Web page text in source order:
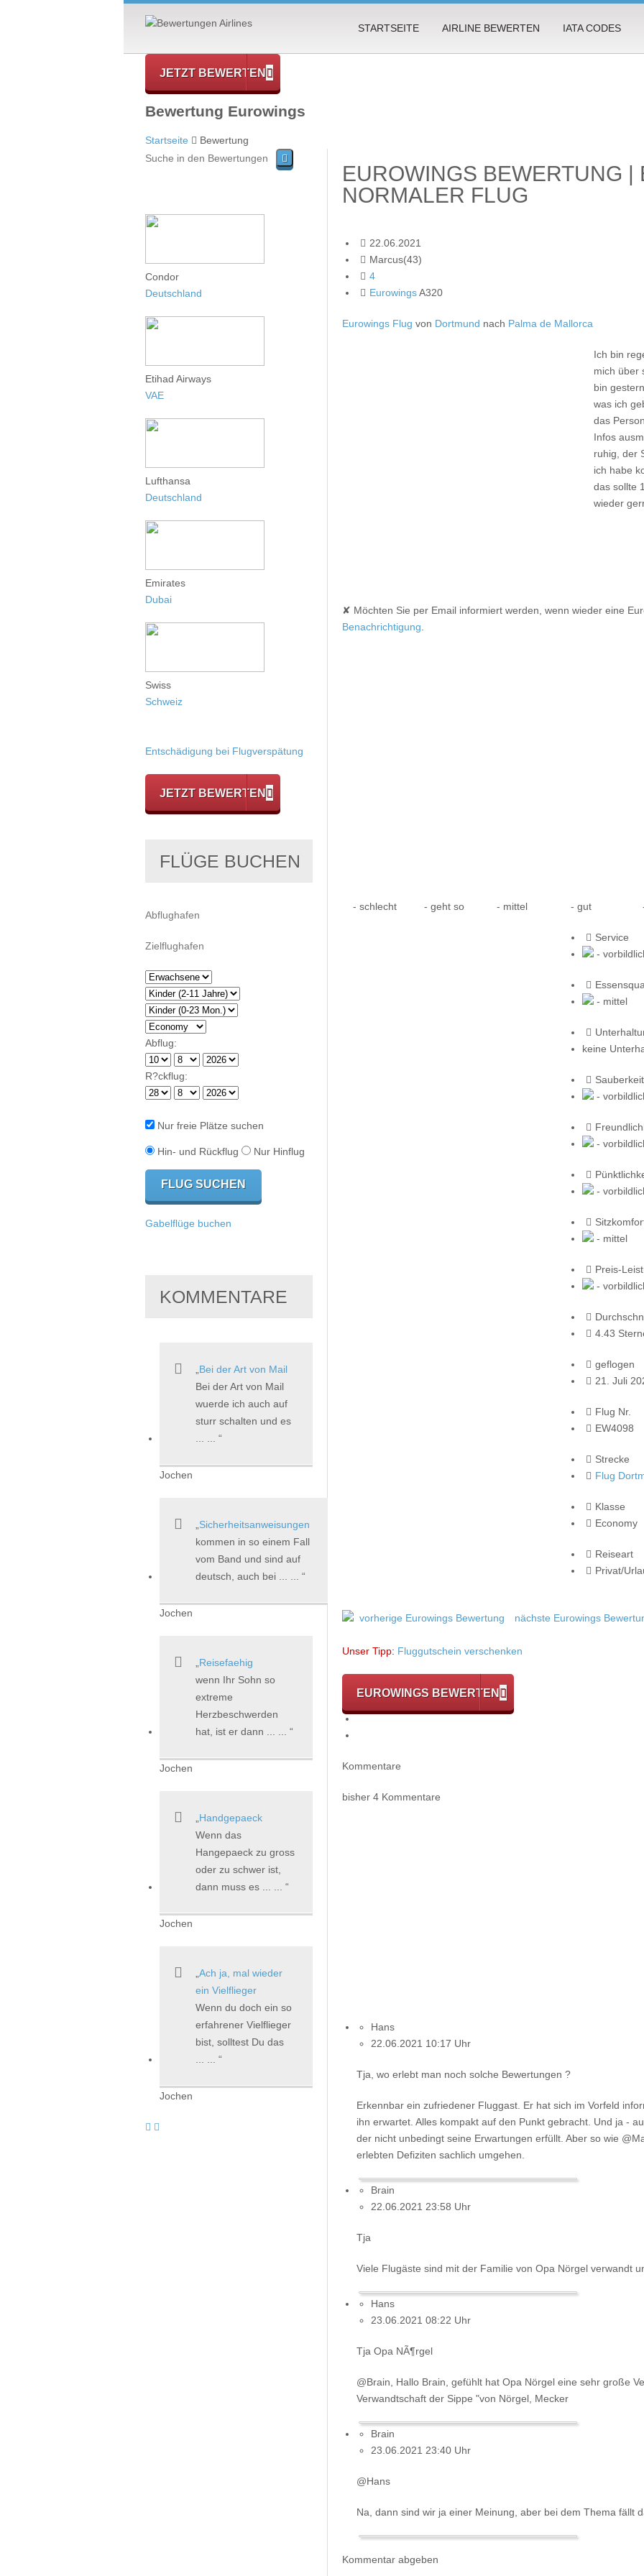
STARTSEITE AIRLINE BEWERTEN IATA CODES
JETZT BEWERTEN
Bewertung Eurowings
Startseite Bewertung
EUROWINGS BEWERTUNG |
NORMALER FLUG
22.06.2021
Marcus(43)
4
EurowingsA320
Eurowings Flug von Dortmund nach Palma de Mallorca
Ich bin
mich über
bin
was ich
das
Infos
ruhig, der
ich habe
das sollte
wieder
✘ Möchten Sie per Email informiert werden, wenn wieder eine
Benachrichtigung
- schlecht - geht so - mittel - gut
Service
-
- mittel
keine
Sauberkeit
-
-
-
- mittel
Preis-
-
4.43
geflogen
21. Juli
Flug Nr.
EW4098
Strecke
Flug
Klasse
Economy
Reiseart
Privat/
vorherige Eurowings Bewertung nächste Eurowings
Unser Tipp: Fluggutschein verschenken
EUROWINGS BEWERTEN
Kommentare
bisher 4 Kommentare
Hans
22.06.2021 10:17 Uhr
Tja, wo erlebt man noch solche Bewertungen ?
Erkennbar ein zufriedener Fluggast. Er hat sich im Vorfeld
ihn erwartet. Alles kompakt auf den Punkt gebracht. Und ja -
der nicht unbedingt seine Erwartungen erfüllt. Aber so wie
erlebten Defiziten sachlich umgehen.
Brain
22.06.2021 23:58 Uhr
Tja
Viele Flugäste sind mit der Familie von Opa Nörgel verwandt
Hans
23.06.2021 08:22 Uhr
Tja Opa NÃ¶rgel
@Brain, Hallo Brain, gefühlt hat Opa Nörgel eine sehr große
Verwandtschaft der Sippe "von Nörgel, Mecker
Brain
23.06.2021 23:40 Uhr
@Hans
Na, dann sind wir ja einer Meinung, aber bei dem Thema fällt
Kommentar abgeben
Condor
Deutschland
Etihad Airways
VAE
Lufthansa
Deutschland
Emirates
Dubai
Swiss
Schweiz
Entschädigung bei Flugverspätung
JETZT BEWERTEN
FLÜGE BUCHEN
Abflug:
R?ckflug:
Nur freie Plätze suchen
Hin- und Rückflug Nur Hinflug
Gabelflüge buchen
KOMMENTARE
Bei der Art von Mail
Bei der Art von Mail
wuerde ich auch auf
sturr schalten und es
Jochen
Sicherheitsanweisungen
kommen in so einem Fall
vom Band und sind auf
deutsch, auch bei ... ...
Jochen
Reisefaehig
wenn Ihr Sohn so
extreme
Herzbeschwerden
hat, ist er dann ... ...
Jochen
Handgepaeck
Wenn das
Hangepaeck zu gross
oder zu schwer ist,
dann muss es ... ...
Jochen
Ach ja, mal wieder
ein Vielflieger
Wenn du doch ein so
erfahrener Vielflieger
bist, solltest Du das
Jochen